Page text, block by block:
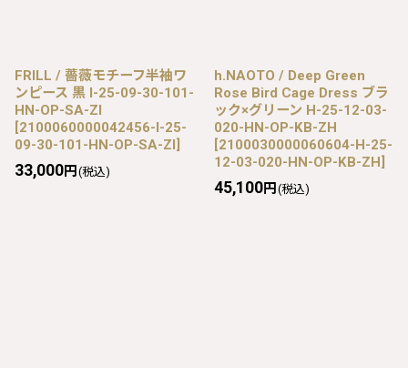
FRILL / 薔薇モチーフ半袖ワ
ンピース 黒 I-25-09-30-101-
HN-OP-SA-ZI
[2100060000042456-I-25-
09-30-101-HN-OP-SA-ZI]
33,000円 (税込)
h.NAOTO / Deep Green
Rose Bird Cage Dress ブラ
ック×グリーン H-25-12-03-
020-HN-OP-KB-ZH
[2100030000060604-H-25-
12-03-020-HN-OP-KB-ZH]
45,100円 (税込)